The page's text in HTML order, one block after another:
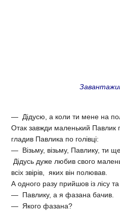
— Дідусю, а коли ти мене на
Отак завжди маленький Павлик
гладив Павлика по голівці:
— Візьму, візьму, Павлику, ти
Дідусь дуже любив свого
всіх звірів, яких він полював.
А одного разу прийшов із лісу
— Павлику, а я фазана бачив.
— Якого фазана?